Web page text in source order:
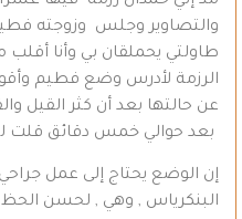
والتصاوير وجلس وزوجته
طاولتي يحملقان بي وأنا أقلب
الرزمة لأدرس وضع فطيم
عن حالتها بعد أن كثر القيل
بعد حوالي خمس دقائق قلت
إن الوضع يحتاج إلى عمل
البنكرياس , وهي , لحسن الحظ ,